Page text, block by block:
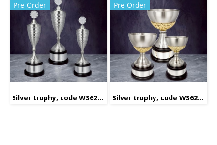
Pre-Order
Silver trophy, code WS6225
Pre-Order
Silver trophy, code WS6223